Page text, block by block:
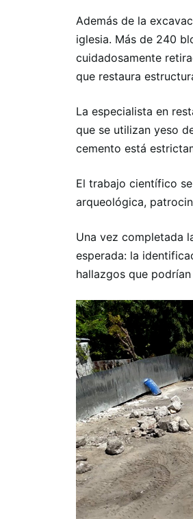
Además de la
iglesia. Más de 240
cuidadosamente
que restaura
La especialista en
que se utilizan yeso
cemento está
El trabajo científico
arqueológica,
Una vez completada
esperada: la
hallazgos que